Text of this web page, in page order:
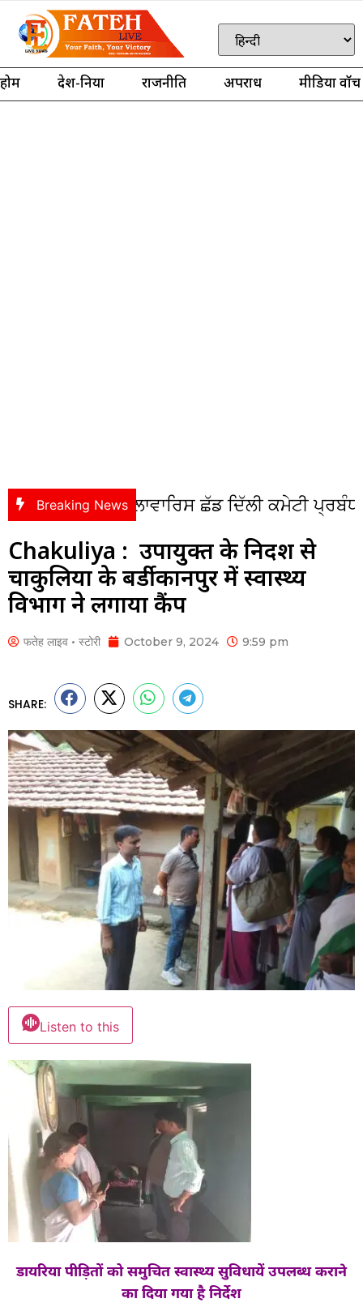
होम देश-दुनिया राजनीति अपराध मीडिया वॉच
Breaking News
ਨੂੰ ਲਾਵਾਰਿਸ ਛੱਡ ਦਿੱਲੀ ਕਮੇਟੀ ਪ੍ਰਬੰਧਕ ਸਿਆਸੀ
Chakuliya : उपायुक्त के निर्देश से
चाकुलिया के बर्डीकानपुर में स्वास्थ्य
विभाग ने लगाया कैंप
फतेह लाइव • स्टोरी October 9, 2024 9:59 pm
SHARE:
Listen to this
डायरिया पीड़ितों को समुचित स्वास्थ्य सुविधायें उपलब्ध कराने
का दिया गया है निर्देश